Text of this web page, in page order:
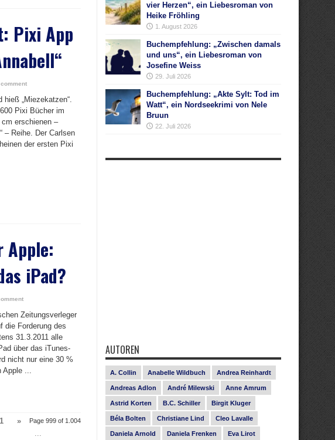
Pixi App
hieß „Miezekatzen“.
Pixi Bücher im
erschienen –
– Reihe. Der Carlsen
der ersten Pixi
Apple:
iPad?
Zeitungsverleger
die Forderung des
31.3.2011 alle
über das iTunes-
nicht nur eine 30 %
Apple ...
Page 999 of 1.004
»
...
vier Herzen“, ein Liebesroman von
Heike Fröhling
1. August 2026
Buchempfehlung: „Zwischen damals
und uns“, ein Liebesroman von
Josefine Weiss
29. Juli 2026
Buchempfehlung: „Akte Sylt: Tod im
Watt“, ein Nordseekrimi von Nele
Bruun
22. Juli 2026
AUTOREN
A. Collin Anabelle Wildbuch Andrea Reinhardt
Andreas Adlon André Milewski Anne Amrum
Astrid Korten B.C. Schiller Birgit Kluger
Béla Bolten Christiane Lind Cleo Lavalle
Daniela Arnold Daniela Frenken Eva Lirot